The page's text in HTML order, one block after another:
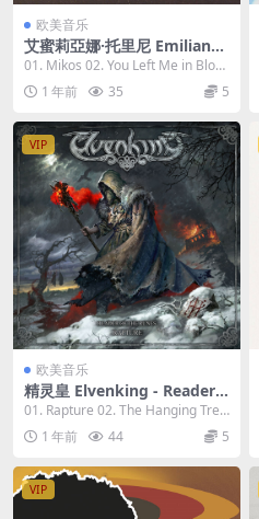
欧美音乐
艾蜜莉亞娜·托里尼 Emiliana
Torrini - Racing The Storm
2023 [24bit/48kHz] [Hi-Res
Flac 473MB]
01. Mikos 02. You Left Me in Bloo
m 03. H...
1 年前 35 5
VIP
欧美音乐
精灵皇 Elvenking - Reader o
f the Runes - Rapture 2023
[24bit/44.1kHz] [Hi-Res Fla
c 683MB]
01. Rapture 02. The Hanging Tree
03. Bri...
1 年前 44 5
VIP